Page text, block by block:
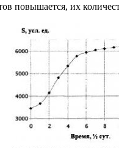
повышается, их